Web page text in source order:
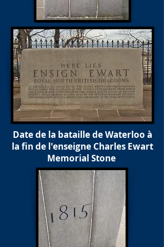
Date de la bataille de Waterloo à
la fin de l'enseigne Charles Ewart
Memorial Stone